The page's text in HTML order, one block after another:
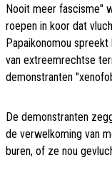
Nooit meer fascisme"
roepen in koor dat
Papaikonomou
van extreemrechtse
demonstranten
De demonstranten
de verwelkoming van
buren, of ze nou